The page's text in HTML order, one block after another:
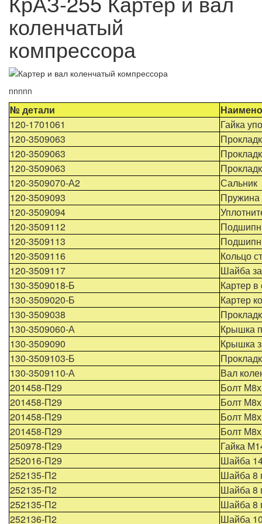
коленчатый
компрессора
nnnnn
№ детали
120-1701061
Гайка
120-3509063
120-3509063
120-3509063
120-3509070-А2
Сальник
120-3509093
Пружина
120-3509094
120-3509112
120-3509113
120-3509116
Кольцо
120-3509117
Шайба
130-3509018-Б
Картер в
130-3509020-Б
Картер
130-3509038
130-3509060-А
Крышка
130-3509090
Крышка
130-3509103-Б
130-3509110-А
Вал
201458-П29
Болт
201458-П29
Болт
201458-П29
Болт
201458-П29
Болт
250978-П29
Гайка
252016-П29
Шайба
252135-П2
Шайба 8
252135-П2
Шайба 8
252135-П2
Шайба 8
252136-П2
Шайба